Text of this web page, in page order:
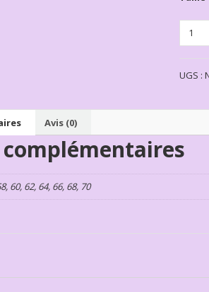
UGS :
Avis (0)
60, 62, 64, 66, 68, 70